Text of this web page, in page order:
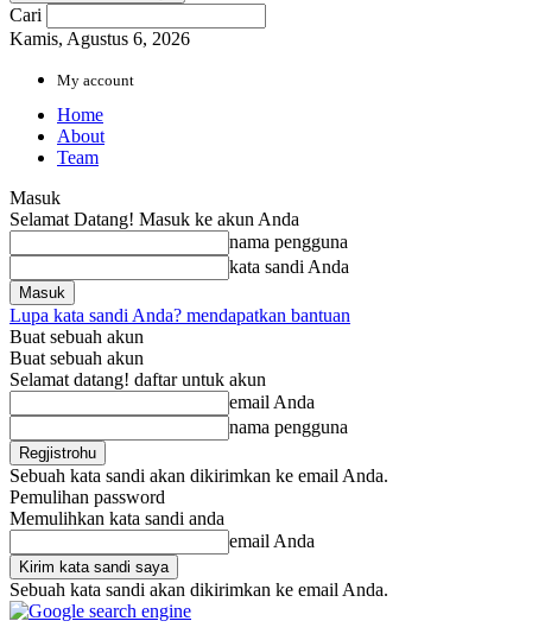
Cari
Kamis, Agustus 6, 2026
My account
Home
About
Team
Masuk
Selamat Datang! Masuk ke akun Anda
nama pengguna
kata sandi Anda
Lupa kata sandi Anda? mendapatkan bantuan
Buat sebuah akun
Buat sebuah akun
Selamat datang! daftar untuk akun
email Anda
nama pengguna
Sebuah kata sandi akan dikirimkan ke email Anda.
Pemulihan password
Memulihkan kata sandi anda
email Anda
Sebuah kata sandi akan dikirimkan ke email Anda.